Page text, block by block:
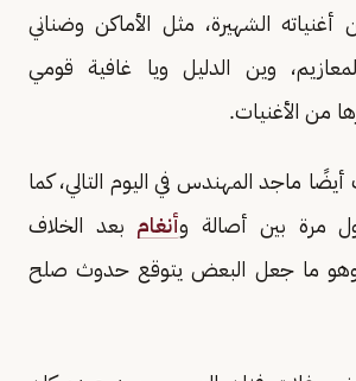
الشهيرة، مثل الأماكن وضناني
وين الدليل ويا غافية قومي
من الأغنيات.
ماجد المهندس في اليوم التالي، كما
مرة بين أصالة وأنغام بعد الخلاف
وهو ما جعل البعض يتوقع حدوث صلح